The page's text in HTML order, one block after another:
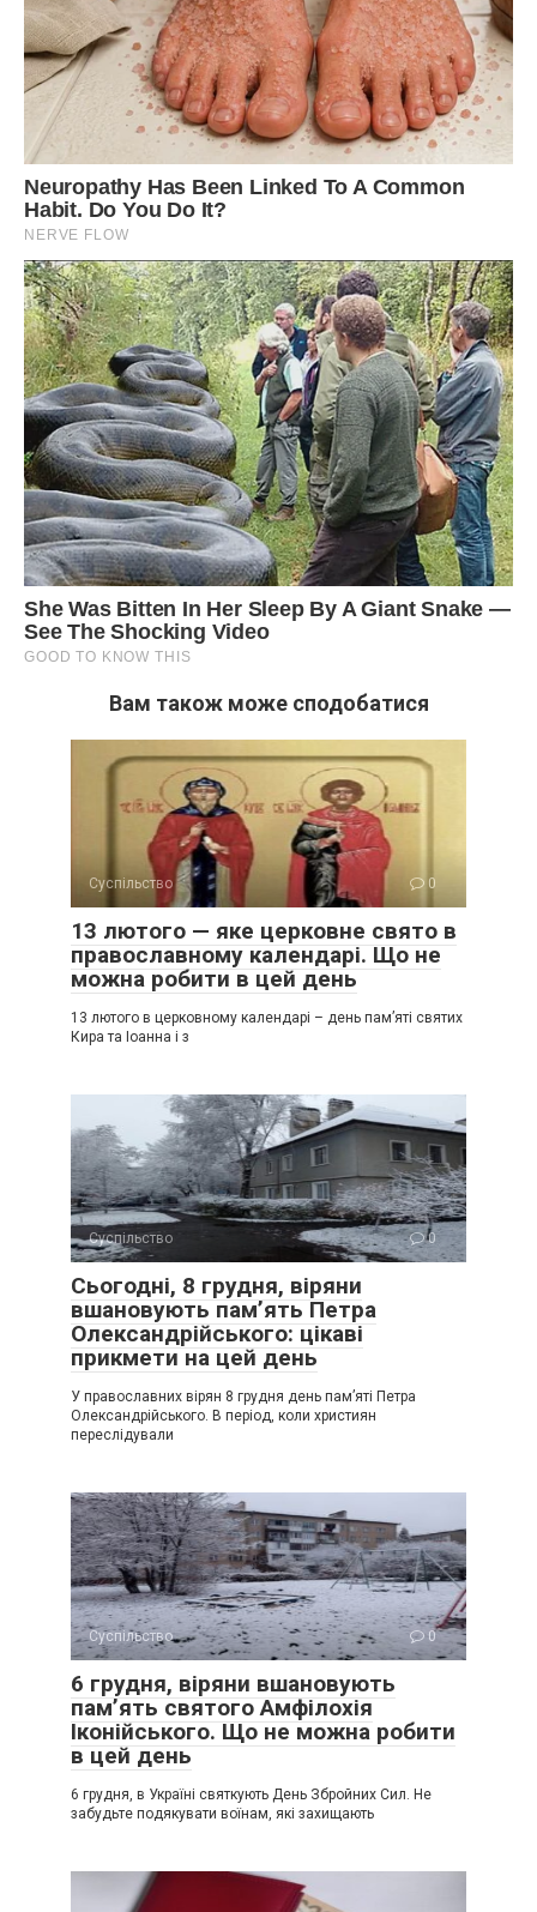
Вам також може сподобатися
Суспільство 0
13 лютого — яке церковне свято в
православному календарі. Що не
можна робити в цей день
13 лютого в церковному календарі – день пам’яті святих
Кира та Іоанна і з
Суспільство 0
Сьогодні, 8 грудня, віряни
вшановують пам’ять Петра
Олександрійського: цікаві
прикмети на цей день
У православних вірян 8 грудня день пам’яті Петра
Олександрійського. В період, коли християн
переслідували
Суспільство 0
6 грудня, віряни вшановують
пам’ять святого Амфілохія
Іконійського. Що не можна робити
в цей день
6 грудня, в Україні святкують День Збройних Сил. Не
забудьте подякувати воїнам, які захищають